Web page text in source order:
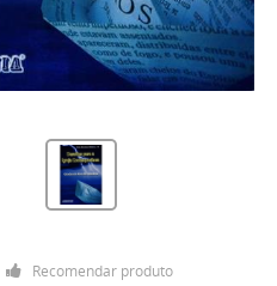
Recomendar produto